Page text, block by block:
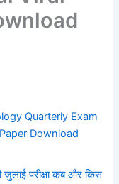
Quarterly Exam
Download
जुलाई परीक्षा कब और किस